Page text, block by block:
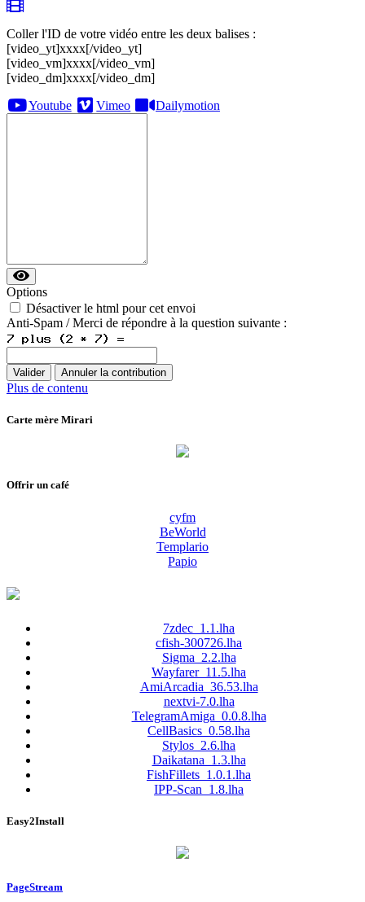
Coller l'ID de votre vidéo entre les deux balises :
[video_yt]xxxx[/video_yt]
[video_vm]xxxx[/video_vm]
[video_dm]xxxx[/video_dm]
Youtube
Vimeo Dailymotion
Options
Désactiver le html pour cet envoi
Anti-Spam / Merci de répondre à la question suivante :
Plus de contenu
Carte mère Mirari
Offrir un café
cyfm
BeWorld
Templario
Papio
7zdec_1.1.lha
cfish-300726.lha
Sigma_2.2.lha
Wayfarer_11.5.lha
AmiArcadia_36.53.lha
nextvi-7.0.lha
TelegramAmiga_0.0.8.lha
CellBasics_0.58.lha
Stylos_2.6.lha
Daikatana_1.3.lha
FishFillets_1.0.1.lha
IPP-Scan_1.8.lha
Easy2Install
PageStream